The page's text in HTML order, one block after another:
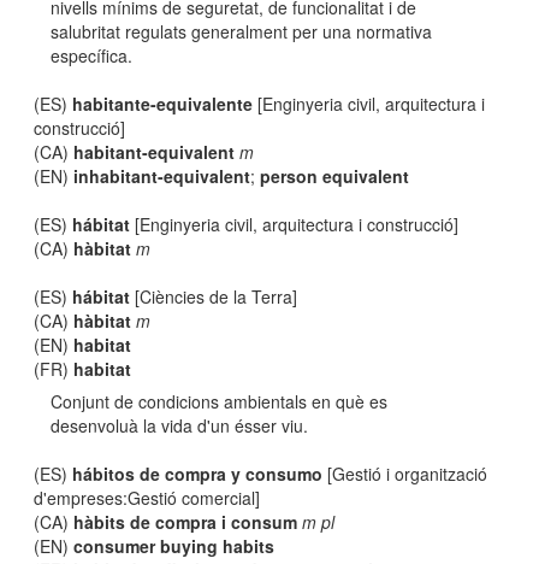
nivells mínims de seguretat, de funcionalitat i de
salubritat regulats generalment per una normativa
específica.
(ES) habitante-equivalente [Enginyeria civil, arquitectura i
construcció]
(CA) habitant-equivalent m
(EN) inhabitant-equivalent;person equivalent
(ES) hábitat [Enginyeria civil, arquitectura i construcció]
(CA) hàbitat m
(ES) hábitat [Ciències de la Terra]
(CA) hàbitat m
(EN) habitat
(FR) habitat
Conjunt de condicions ambientals en què es
desenvoluà la vida d'un ésser viu.
(ES) hábitos de compra y consumo [Gestió i organització
d'empreses:Gestió comercial]
(CA) hàbits de compra i consum m pl
(EN)consumer buying habits